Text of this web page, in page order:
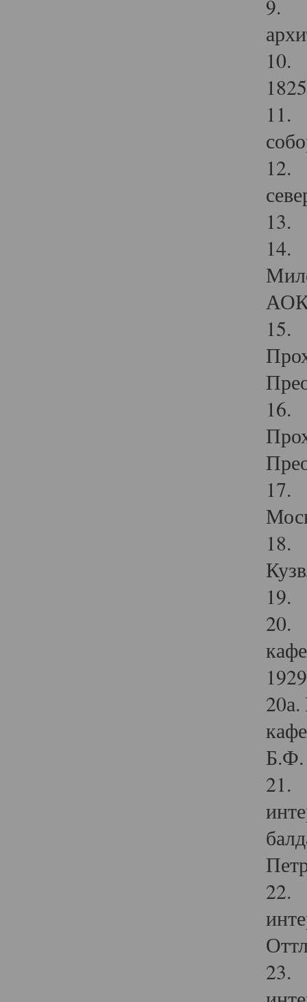
9.
10.
11.
12.
13.
14.
15.
16.
17.
18.
19.
20.
Б.Ф.
21.
22.
23.